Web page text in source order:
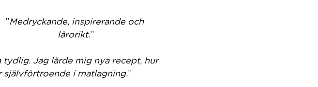
”Medryckande, inspirerande och
lärorikt.”
Jag lärde mig nya recept, hur
självförtroende i matlagning.”